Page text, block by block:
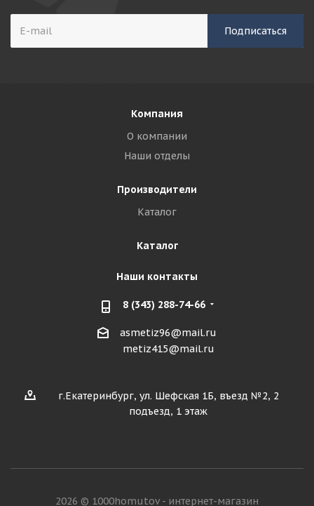
Компания
О компании
Наши отделы
Производители
Каталог
Каталог
Наши контакты
8 (343) 288-74-66
asmetiz96@mail.ru
metiz415@mail.ru
г.Екатеринбург, ул. Шефская 1Б, въезд №2, 2
подъезд, 1 этаж
2026 © 1000homutov - интернет-магазин